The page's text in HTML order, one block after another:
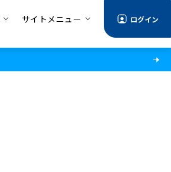
サイトメニュー ログイン